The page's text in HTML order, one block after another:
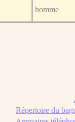
homme
Répertoire du